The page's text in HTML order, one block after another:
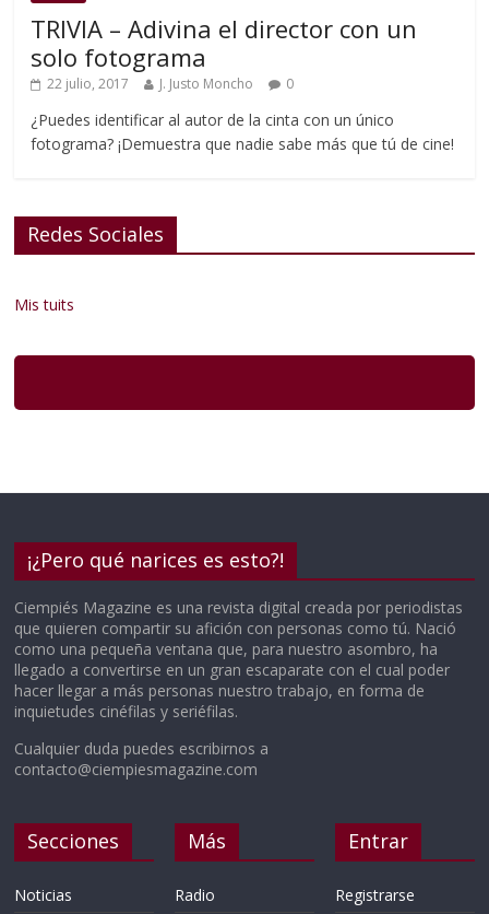
TRIVIA – Adivina el director con un
solo fotograma
22 julio, 2017 J. Justo Moncho 0
¿Puedes identificar al autor de la cinta con un único
fotograma? ¡Demuestra que nadie sabe más que tú de cine!
Redes Sociales
Mis tuits
¡¿Pero qué narices es esto?!
Ciempiés Magazine es una revista digital creada por periodistas
que quieren compartir su afición con personas como tú. Nació
como una pequeña ventana que, para nuestro asombro, ha
llegado a convertirse en un gran escaparate con el cual poder
hacer llegar a más personas nuestro trabajo, en forma de
inquietudes cinéfilas y seriéfilas.
Cualquier duda puedes escribirnos a
contacto@ciempiesmagazine.com
Secciones
Noticias
Más
Radio
Entrar
Registrarse